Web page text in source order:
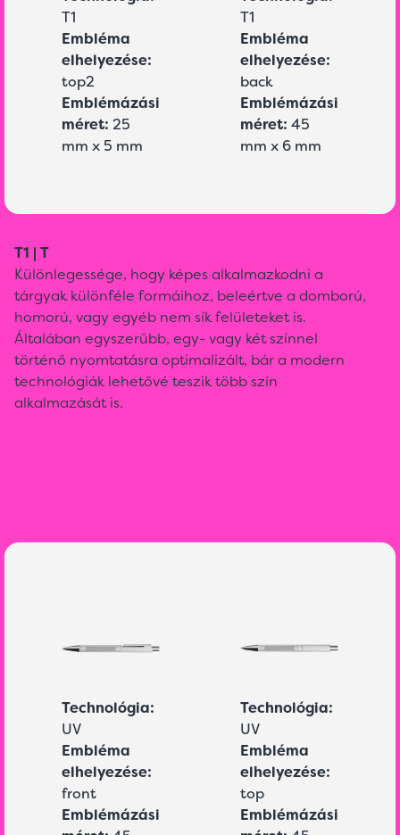
T1
Embléma
elhelyezése:
top2
Emblémázási
méret: 25
mm x 5 mm
T1
Embléma
elhelyezése:
back
Emblémázási
méret: 45
mm x 6 mm
T1 | T
Különlegessége, hogy képes alkalmazkodni a
tárgyak különféle formáihoz, beleértve a domború,
homorú, vagy egyéb nem sík felületeket is.
Általában egyszerűbb, egy- vagy két színnel
történő nyomtatásra optimalizált, bár a modern
technológiák lehetővé teszik több szín
alkalmazását is.
Technológia:
UV
Embléma
elhelyezése:
front
Emblémázási
Technológia:
UV
Embléma
elhelyezése:
top
Emblémázási